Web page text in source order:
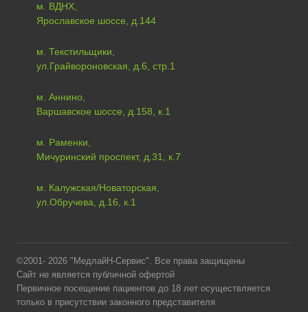
м. ВДНХ,
Ярославское шоссе, д.144
м. Текстильщики,
ул.Грайвороновская, д.6, стр.1
м. Аннино,
Варшавское шоссе, д.158, к.1
м. Раменки,
Мичуринский проспект, д.31, к.7
м. Калужская/Новаторская,
ул.Обручева, д.16, к.1
©2001- 2026 "МедлайН-Сервис". Все права защищены
Сайт не является публичной офертой
Первичное посещение пациентов до 18 лет осуществляется
только в присутствии законного представителя